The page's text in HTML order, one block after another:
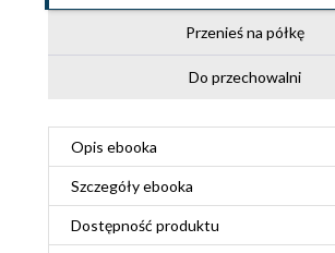
Przenieś na półkę
Do przechowalni
Opis ebooka
Szczegółyebooka
Dostępność produktu